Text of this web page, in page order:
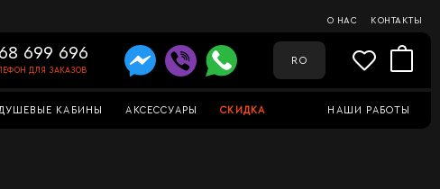
О НАС КОНТАКТЫ
699 696
ДЛЯ ЗАКАЗОВ
RO
ДУШЕВЫЕ КАБИНЫ АКСЕССУАРЫ СКИДКА НАШИ РАБОТЫ